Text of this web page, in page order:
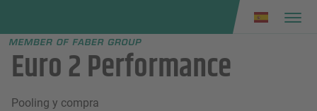
menu
Euro 2 Performance
Pooling y compra